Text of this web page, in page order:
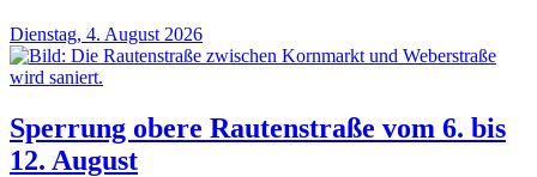
Dienstag, 4. August 2026
Sperrung obere Rautenstraße vom 6. bis
12. August